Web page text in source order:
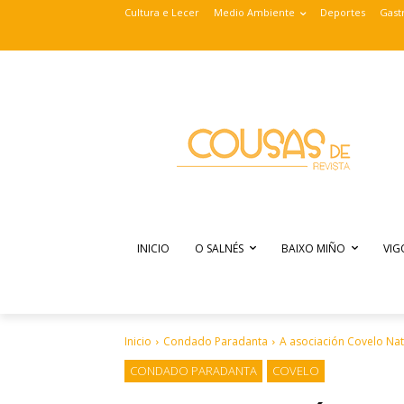
Cultura e Lecer Medio Ambiente Deportes
INICIO O SALNÉS BAIXO MIÑO
Inicio Condado Paradanta A asociación Covelo
CONDADO PARADANTA COVELO